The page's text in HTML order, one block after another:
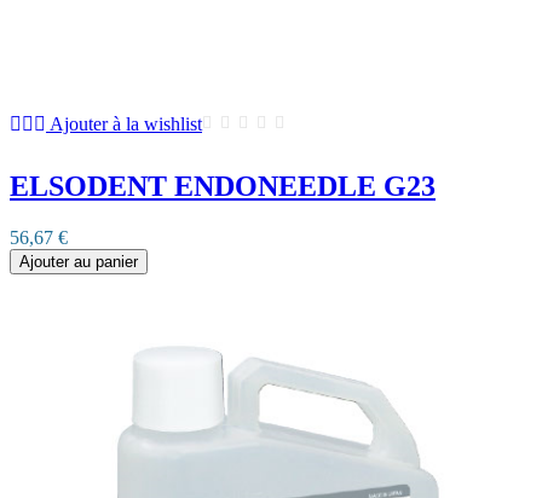
Ajouter à la wishlist
ELSODENT ENDONEEDLE G23
56,67 €
Ajouter au panier